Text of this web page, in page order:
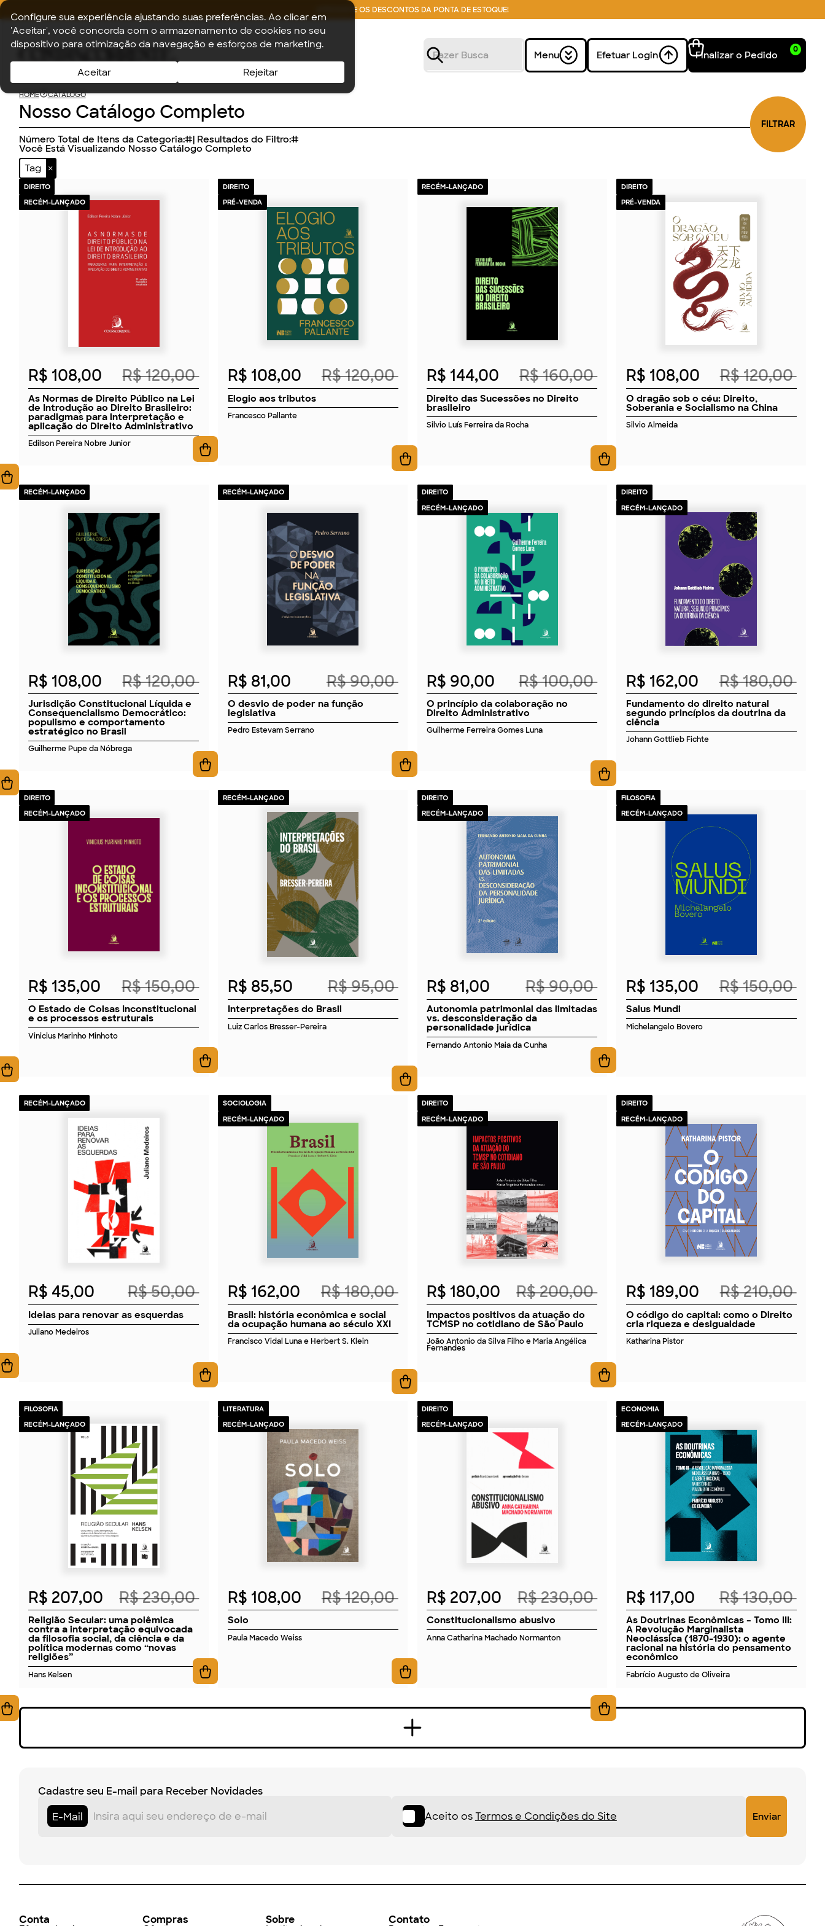
Configure sua experiência ajustando suas preferências. Ao clicar em
'Aceitar', você concorda com o armazenamento de cookies no seu
dispositivo para otimização da navegação e esforços de marketing.
Aceitar Rejeitar
APROVEITE OS DESCONTOS DA PONTA DE ESTOQUE!
Menu Efetuar Login Finalizar o Pedido 0
HOME CATÁLOGO
Nosso Catálogo Completo
Número Total de Itens da Categoria:#| Resultados do Filtro:#
Você Está Visualizando Nosso Catálogo Completo
FILTRAR
Tag
DIREITO
RECÉM-LANÇADO
2026
R$ 108,00 R$ 120,00
As Normas de Direito Público na Lei
de Introdução ao Direito Brasileiro:
paradigmas para interpretação e
aplicação do Direito Administrativo
Edilson Pereira Nobre Junior
DIREITO
PRÉ-VENDA
2026
R$ 108,00 R$ 120,00
Elogio aos tributos
Francesco Pallante
RECÉM-LANÇADO
2026
R$ 144,00 R$ 160,00
Direito das Sucessões no Direito
brasileiro
Silvio Luís Ferreira da Rocha
DIREITO
PRÉ-VENDA
2026
R$ 108,00 R$ 120,00
O dragão sob o céu: Direito,
Soberania e Socialismo na China
Silvio Almeida
RECÉM-LANÇADO
2026
R$ 108,00 R$ 120,00
Jurisdição Constitucional Líquida e
Consequencialismo Democrático:
populismo e comportamento
estratégico no Brasil
Guilherme Pupe da Nóbrega
RECÉM-LANÇADO
2026
R$ 81,00 R$ 90,00
O desvio de poder na função
legislativa
Pedro Estevam Serrano
DIREITO
RECÉM-LANÇADO
2026
R$ 90,00 R$ 100,00
O princípio da colaboração no
Direito Administrativo
Guilherme Ferreira Gomes Luna
DIREITO
RECÉM-LANÇADO
2026
R$ 162,00 R$ 180,00
Fundamento do direito natural
segundo princípios da doutrina da
ciência
Johann Gottlieb Fichte
DIREITO
RECÉM-LANÇADO
2026
R$ 135,00 R$ 150,00
O Estado de Coisas Inconstitucional
e os processos estruturais
Vinicius Marinho Minhoto
RECÉM-LANÇADO
2026
R$ 85,50 R$ 95,00
Interpretações do Brasil
Luiz Carlos Bresser-Pereira
DIREITO
RECÉM-LANÇADO
2026
R$ 81,00 R$ 90,00
Autonomia patrimonial das limitadas
vs. desconsideração da
personalidade jurídica
Fernando Antonio Maia da Cunha
FILOSOFIA
RECÉM-LANÇADO
2026
R$ 135,00 R$ 150,00
Salus Mundi
Michelangelo Bovero
RECÉM-LANÇADO
2026
R$ 45,00 R$ 50,00
Ideias para renovar as esquerdas
Juliano Medeiros
SOCIOLOGIA
RECÉM-LANÇADO
2026
R$ 162,00 R$ 180,00
Brasil: história econômica e social
da ocupação humana ao século XXI
Francisco Vidal Luna e Herbert S. Klein
DIREITO
RECÉM-LANÇADO
2026
R$ 180,00 R$ 200,00
Impactos positivos da atuação do
TCMSP no cotidiano de São Paulo
João Antonio da Silva Filho e Maria Angélica
Fernandes
DIREITO
RECÉM-LANÇADO
2026
R$ 189,00 R$ 210,00
O código do capital: como o Direito
cria riqueza e desigualdade
Katharina Pistor
FILOSOFIA
RECÉM-LANÇADO
2026
R$ 207,00 R$ 230,00
Religião Secular: uma polêmica
contra a interpretação equivocada
da filosofia social, da ciência e da
política modernas como “novas
religiões”
Hans Kelsen
LITERATURA
RECÉM-LANÇADO
2026
R$ 108,00 R$ 120,00
Solo
Paula Macedo Weiss
DIREITO
RECÉM-LANÇADO
2026
R$ 207,00 R$ 230,00
Constitucionalismo abusivo
Anna Catharina Machado Normanton
ECONOMIA
RECÉM-LANÇADO
2026
R$ 117,00 R$ 130,00
As Doutrinas Econômicas – Tomo III:
A Revolução Marginalista
Neoclássica (1870-1930): o agente
racional na história do pensamento
econômico
Fabrício Augusto de Oliveira
Cadastre seu E-mail para Receber Novidades
E-Mail
Aceito osTermos e Condições do Site
Conta Compras Sobre Contato